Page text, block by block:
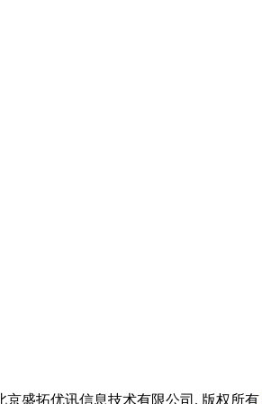
京盛拓优讯信息技术有限公司. 版权所有